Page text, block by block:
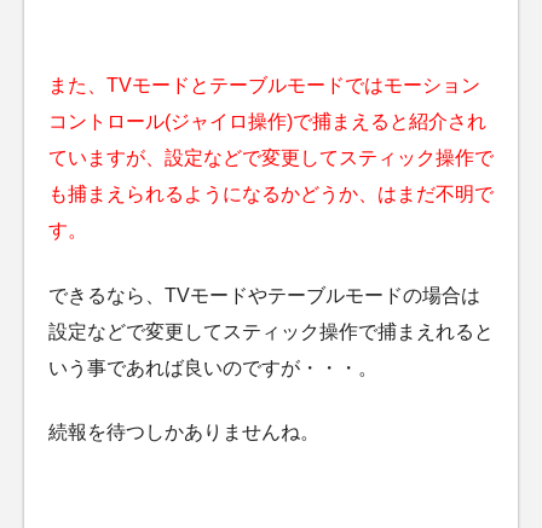
また、TVモードとテーブルモードではモーション
コントロール(ジャイロ操作)で捕まえると紹介され
ていますが、設定などで変更してスティック操作で
も捕まえられるようになるかどうか、はまだ不明で
す。
できるなら、TVモードやテーブルモードの場合は
設定などで変更してスティック操作で捕まえれると
いう事であれば良いのですが・・・。
続報を待つしかありませんね。